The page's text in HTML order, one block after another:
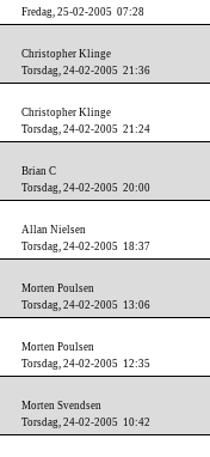
Fredag, 25-02-2005 07:28
Christopher Klinge
Torsdag, 24-02-2005 21:36
Christopher Klinge
Torsdag, 24-02-2005 21:24
Brian C
Torsdag, 24-02-2005 20:00
Allan Nielsen
Torsdag, 24-02-2005 18:37
Morten Poulsen
Torsdag, 24-02-2005 13:06
Morten Poulsen
Torsdag, 24-02-2005 12:35
Morten Svendsen
Torsdag, 24-02-2005 10:42